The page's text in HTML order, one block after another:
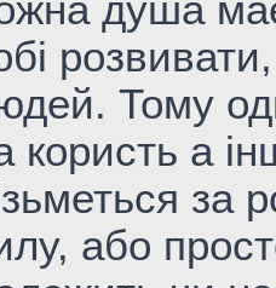
душа
Тому
користь а
за
або